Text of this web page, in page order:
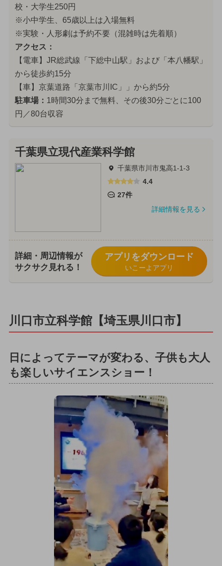
校・大学生250円
※小中学生、65歳以上は入場無料
※実験・人形劇は予約不要（混雑時は先着順）
アクセス：
【電車】JR総武線「下総中山駅」および「本八幡駅」
から徒歩約15分
【車】京葉道路「京葉市川IC」」から約5分
駐車場： 1時間30分まで無料、その後30分ごとに100
円／80台収容
千葉県立現代産業科学館
千葉県市川市鬼高1-1-3
4.4
27件
詳細情報を見る
詳細・周辺情報が
サクサク見れる！
アプリをダウンロード
いこーよアプリ
川口市立科学館【埼玉県川口市】
日によってテーマが変わる、子供も大人
も楽しいサイエンスショー！